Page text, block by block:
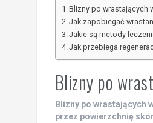
Blizny po wrastających
Jak zapobiegać
Jakie są metody
Jak przebiega
Blizny po
Blizny po wrastających
przez powierzchnię